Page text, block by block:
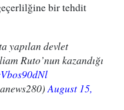
bir tehdit
yapılan devlet
Ruto’nun kazandığı
August 15,